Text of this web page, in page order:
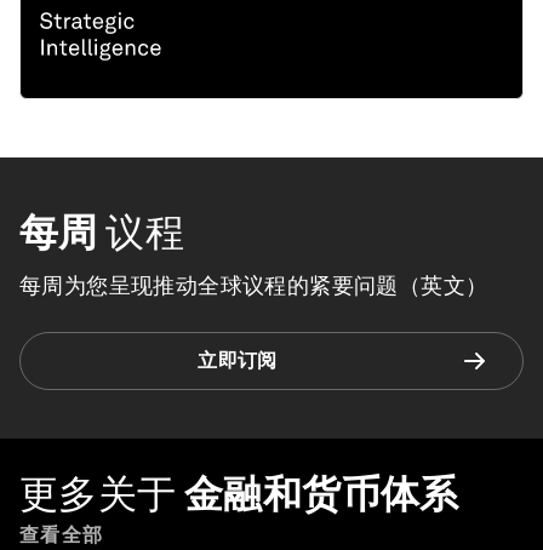
每周 议程
每周为您呈现推动全球议程的紧要问题（英文）
立即订阅
更多关于 金融和货币体系
查看全部